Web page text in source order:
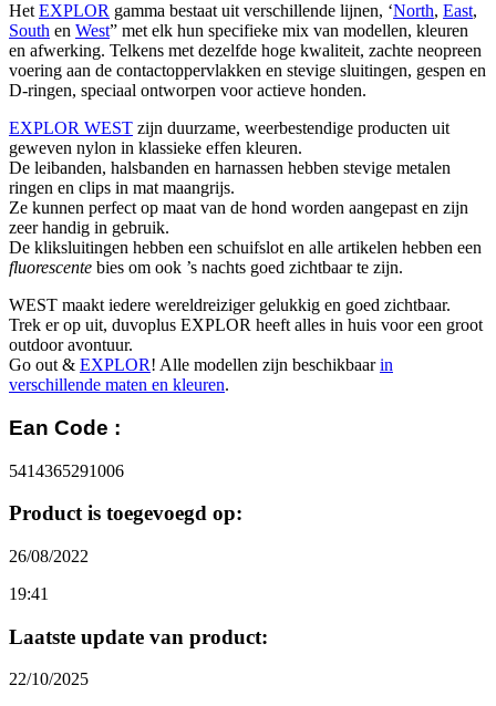
Het EXPLOR gamma bestaat uit verschillende lijnen, ‘North, East,
South en West” met elk hun specifieke mix van modellen, kleuren
en afwerking. Telkens met dezelfde hoge kwaliteit, zachte neopreen
voering aan de contactoppervlakken en stevige sluitingen, gespen en
D-ringen, speciaal ontworpen voor actieve honden.
EXPLOR WEST zijn duurzame, weerbestendige producten uit
geweven nylon in klassieke effen kleuren.
De leibanden, halsbanden en harnassen hebben stevige metalen
ringen en clips in mat maangrijs.
Ze kunnen perfect op maat van de hond worden aangepast en zijn
zeer handig in gebruik.
De kliksluitingen hebben een schuifslot en alle artikelen hebben een
fluorescente bies om ook ’s nachts goed zichtbaar te zijn.
WEST maakt iedere wereldreiziger gelukkig en goed zichtbaar.
Trek er op uit, duvoplus EXPLOR heeft alles in huis voor een groot
outdoor avontuur.
Go out & EXPLOR! Alle modellen zijn beschikbaarin
verschillende maten en kleuren.
Ean Code :
5414365291006
Product is toegevoegd op:
26/08/2022
19:41
Laatste update van product:
22/10/2025